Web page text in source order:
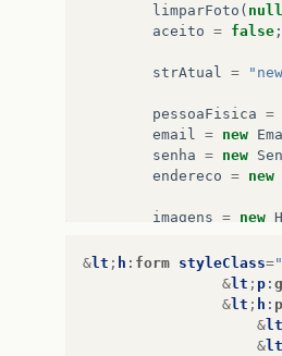
limparFoto ( null
aceito = false ;
strAtual =
pessoaFisica =
email = new
senha = new
endereco = new
imagens = new
Sexo .
&lt ; h : form styleClass=
&lt ; p :
&lt ; h :
&lt
&lt